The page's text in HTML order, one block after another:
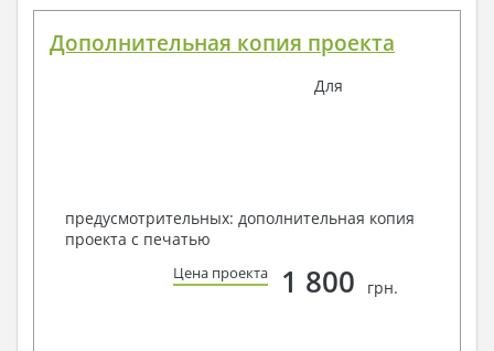
Дополнительная копия проекта
Для
предусмотрительных: дополнительная копия
проекта с печатью
Цена проекта 1 800 грн.